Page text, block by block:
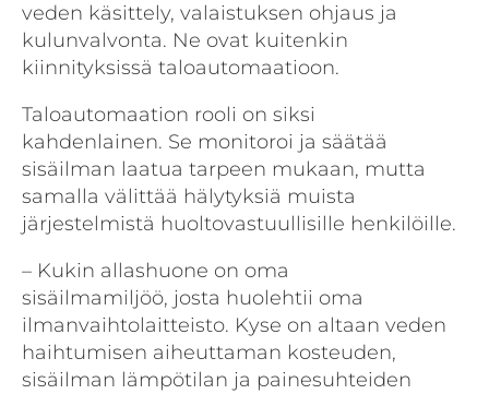
veden käsittely, valaistuksen ohjaus ja
kulunvalvonta. Ne ovat kuitenkin
kiinnityksissä taloautomaatioon.
Taloautomaation rooli on siksi
kahdenlainen. Se monitoroi ja säätää
sisäilman laatua tarpeen mukaan, mutta
samalla välittää hälytyksiä muista
järjestelmistä huoltovastuullisille henkilöille.
– Kukin allashuone on oma
sisäilmamiljöö, josta huolehtii oma
ilmanvaihtolaitteisto. Kyse on altaan veden
haihtumisen aiheuttaman kosteuden,
sisäilman lämpötilan ja painesuhteiden